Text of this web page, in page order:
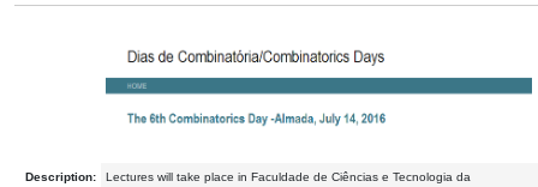
Description:
Lectures will take place in Faculdade de Ciências e Tecnologia da